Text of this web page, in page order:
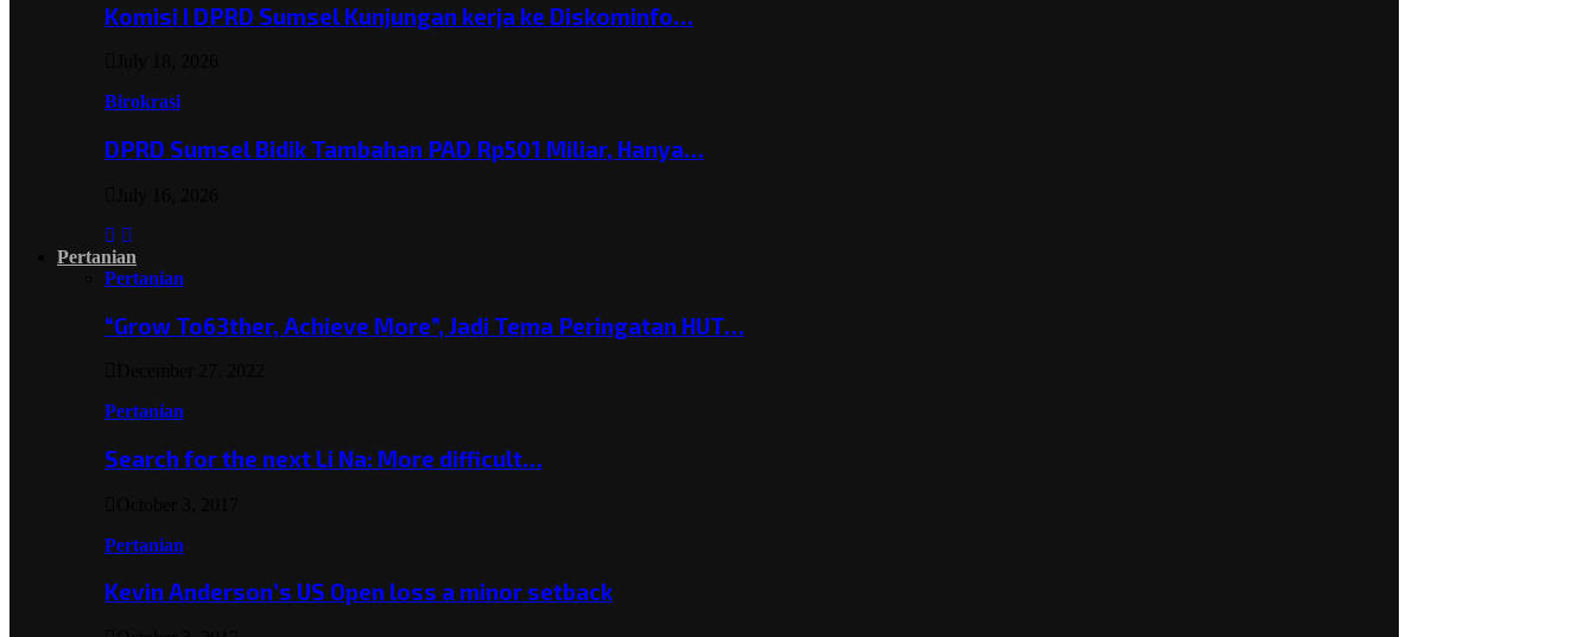
Komisi I DPRD Sumsel Kunjungan kerja ke Diskominfo…
Birokrasi
DPRD Sumsel Bidik Tambahan PAD Rp501 Miliar, Hanya…
Pertanian
Pertanian
“Grow To63ther, Achieve More”, Jadi Tema Peringatan HUT…
Pertanian
Search for the next Li Na: More difficult…
Pertanian
Kevin Anderson’s US Open loss a minor setback